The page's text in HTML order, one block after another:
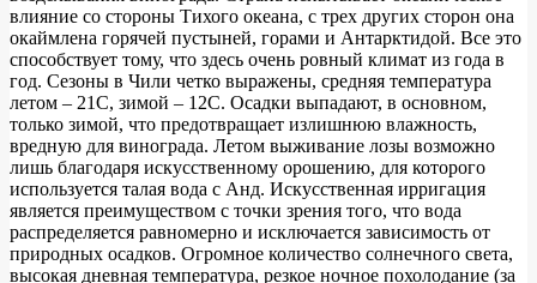
влияние со стороны Тихого океана, с трех других сторон она
окаймлена горячей пустыней, горами и Антарктидой. Все это
способствует тому, что здесь очень ровный климат из года в
год. Сезоны в Чили четко выражены, средняя температура
летом – 21С, зимой – 12С. Осадки выпадают, в основном,
только зимой, что предотвращает излишнюю влажность,
вредную для винограда. Летом выживание лозы возможно
лишь благодаря искусственному орошению, для которого
используется талая вода с Анд. Искусственная ирригация
является преимуществом с точки зрения того, что вода
распределяется равномерно и исключается зависимость от
природных осадков. Огромное количество солнечного света,
высокая дневная температура, резкое ночное похолодание (за